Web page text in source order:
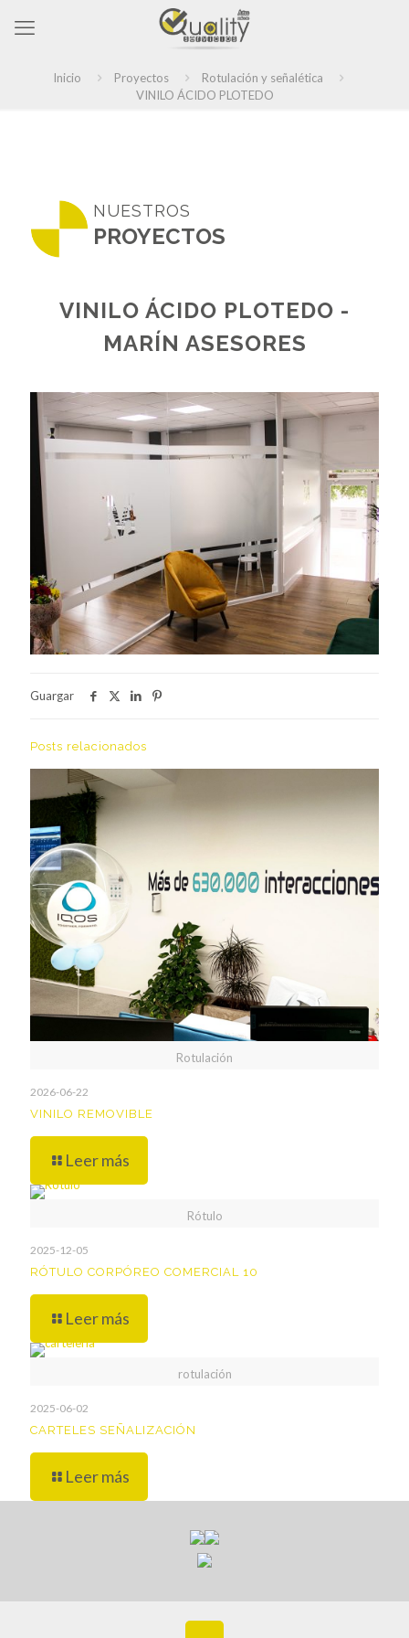
Inicio Proyectos
Rotulación y señalética
VINILO ÁCIDO PLOTEDO
NUESTROS
PROYECTOS
VINILO ÁCIDO PLOTEDO -
MARÍN ASESORES
Guargar
Posts relacionados
Rotulación
2026-06-22
VINILO REMOVIBLE
Leer más
Rótulo
2025-12-05
RÓTULO CORPÓREO COMERCIAL 10
Leer más
rotulación
2025-06-02
CARTELES SEÑALIZACIÓN
Leer más